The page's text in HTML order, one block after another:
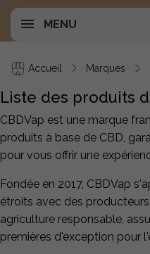
MENU
Accueil Marques
Liste des produits
CBDVap est une marque
produits à base de CBD,
pour vous offrir une
Fondée en 2017, CBDVap
étroits avec des
agriculture responsable,
premières d'exception pour